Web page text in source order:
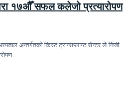
१७औँ सफल कलेजो प्रत्यारोपण
अन्तर्गतको किस्ट ट्रान्सप्लान्ट सेन्टर ले निजी